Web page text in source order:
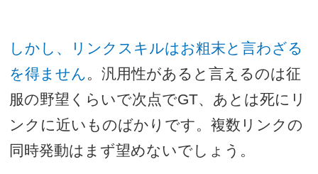
しかし、リンクスキルはお粗末と言わざる
を得ません。汎用性があると言えるのは征
服の野望くらいで次点でGT、あとは死にリ
ンクに近いものばかりです。複数リンクの
同時発動はまず望めないでしょう。